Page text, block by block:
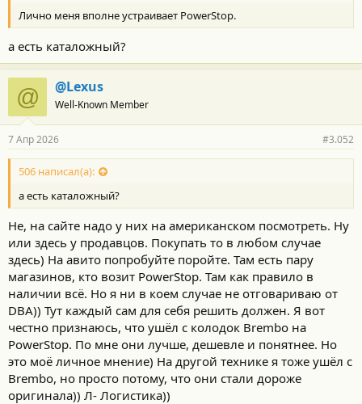
Лично меня вполне устраивает PowerStop.
а есть каталожный?
@ @Lexus
Well-Known Member
7 Апр 2026 #3.052
506 написал(а):
а есть каталожный?
Не, на сайте надо у них на американском посмотреть. Ну
или здесь у продавцов. Покупать то в любом случае
здесь) На авито попробуйте поройте. Там есть пару
магазинов, кто возит PowerStop. Там как правило в
наличии всё. Но я ни в коем случае не отговариваю от
DBA)) Тут каждый сам для себя решить должен. Я вот
честно признаюсь, что ушёл с колодок Brembo на
PowerStop. По мне они лучше, дешевле и понятнее. Но
это моё личное мнение) На другой технике я тоже ушёл с
Brembo, но просто потому, что они стали дороже
оригинала)) Л- Логистика))